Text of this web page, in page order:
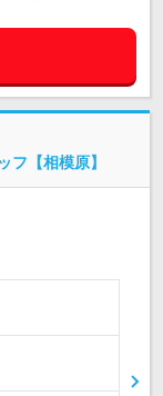
【相模原】